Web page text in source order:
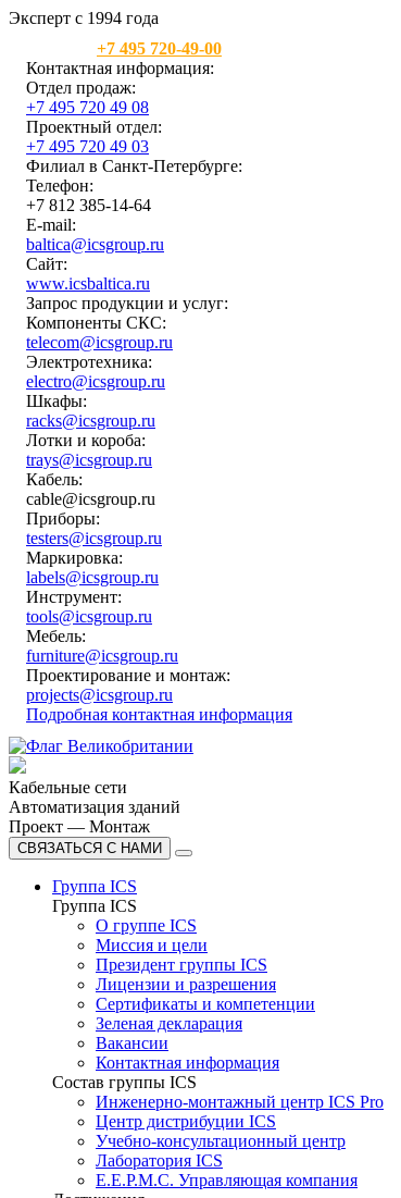
Эксперт с 1994 года
+7 495 720-49-00
Контактная информация:
Отдел продаж:
+7 495 720 49 08
Проектный отдел:
+7 495 720 49 03
Филиал в Санкт-Петербурге:
Телефон:
+7 812 385-14-64
E-mail:
baltica@icsgroup.ru
Сайт:
www.icsbaltica.ru
Запрос продукции и услуг:
Компоненты СКС:
telecom@icsgroup.ru
Электротехника:
electro@icsgroup.ru
Шкафы:
racks@icsgroup.ru
Лотки и короба:
trays@icsgroup.ru
Кабель:
cable@icsgroup.ru
Приборы:
testers@icsgroup.ru
Маркировка:
labels@icsgroup.ru
Инструмент:
tools@icsgroup.ru
Мебель:
furniture@icsgroup.ru
Проектирование и монтаж:
projects@icsgroup.ru
Подробная контактная информация
Кабельные сети
Автоматизация зданий
Проект — Монтаж
СВЯЗАТЬСЯ С НАМИ
Группа ICS
Группа ICS
О группе ICS
Миссия и цели
Президент группы ICS
Лицензии и разрешения
Сертификаты и компетенции
Зеленая декларация
Вакансии
Контактная информация
Состав группы ICS
Инженерно-монтажный центр ICS Pro
Центр дистрибуции ICS
Учебно-консультационный центр
Лаборатория ICS
E.E.P.M.C. Управляющая компания